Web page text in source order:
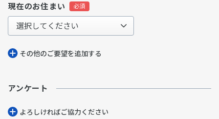
現在のお住まい
その他のご要望を追加する
アンケート
よろしければご協⼒ください